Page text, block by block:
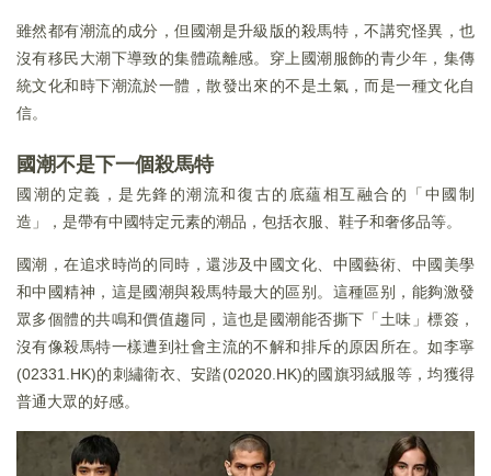
雖然都有潮流的成分，但國潮是升級版的殺馬特，不講究怪異，也
沒有移民大潮下導致的集體疏離感。穿上國潮服飾的青少年，集傳
統文化和時下潮流於一體，散發出來的不是土氣，而是一種文化自
信。
國潮不是下一個殺馬特
國潮的定義，是先鋒的潮流和復古的底蘊相互融合的「中國制
造」，是帶有中國特定元素的潮品，包括衣服、鞋子和奢侈品等。
國潮，在追求時尚的同時，還涉及中國文化、中國藝術、中國美學
和中國精神，這是國潮與殺馬特最大的區别。這種區别，能夠激發
眾多個體的共鳴和價值趨同，這也是國潮能否撕下「土味」標簽，
沒有像殺馬特一樣遭到社會主流的不解和排斥的原因所在。如李寧
(02331.HK)的刺繡衛衣、安踏(02020.HK)的國旗羽絨服等，均獲得
普通大眾的好感。